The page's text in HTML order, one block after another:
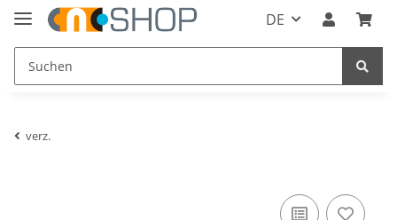
DE
verz.